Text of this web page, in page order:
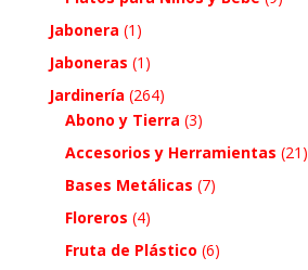
Jabonera (1)
Jaboneras (1)
Jardinería (264)
Abono y Tierra (3)
Accesorios y Herramientas (21)
Bases Metálicas (7)
Floreros (4)
Fruta de Plástico (6)